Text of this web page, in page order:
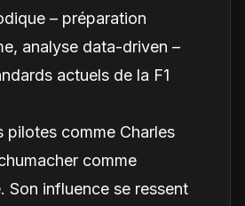
– préparation
analyse data-driven –
actuels de la F1
pilotes comme Charles
comme
Son influence se ressent